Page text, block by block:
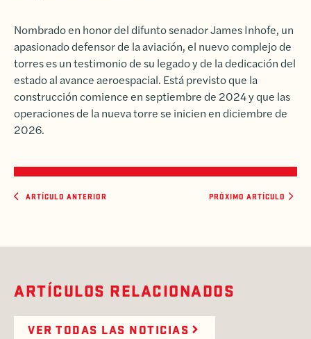
Nombrado en honor del difunto senador James Inhofe, un
apasionado defensor de la aviación, el nuevo complejo de
torres es un testimonio de su legado y de la dedicación del
estado al avance aeroespacial. Está previsto que la
construcción comience en septiembre de 2024 y que las
operaciones de la nueva torre se inicien en diciembre de
2026.
ARTÍCULO ANTERIOR PRÓXIMO ARTÍCULO
ARTÍCULOS RELACIONADOS
VER TODAS LAS NOTICIAS